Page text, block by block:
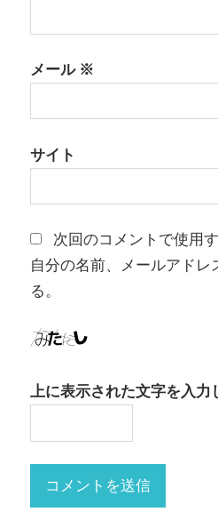
メール※
サイト
次回のコメントで使用
自分の名前、メールアド
る。
上に表示された文字を入力